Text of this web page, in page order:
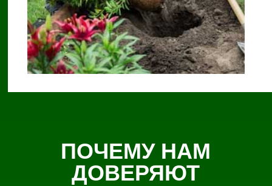
ПОЧЕМУ НАМ
ДОВЕРЯЮТ